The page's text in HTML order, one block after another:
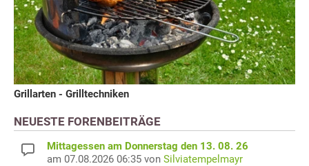
Grillarten - Grilltechniken
NEUESTE FORENBEITRÄGE
Mittagessen am Donnerstag den 13. 08. 26
am 07.08.2026 06:35 von Silviatempelmayr